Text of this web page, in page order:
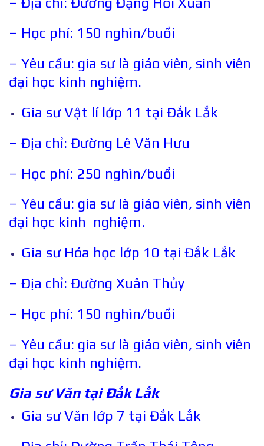
– Học phí: 150 nghìn/buổi
– Yêu cầu: gia sư là giáo viên, sinh viên
đại học kinh nghiệm.
Gia sư Vật lí lớp 11 tại Đắk Lắk
– Địa chỉ: Đường Lê Văn Hưu
– Học phí: 250 nghìn/buổi
– Yêu cầu: gia sư là giáo viên, sinh viên
đại học kinh nghiệm.
Gia sư Hóa học lớp 10 tại Đắk Lắk
– Địa chỉ: Đường Xuân Thủy
– Học phí: 150 nghìn/buổi
– Yêu cầu: gia sư là giáo viên, sinh viên
đại học kinh nghiệm.
Gia sư Văn tạiĐắk Lắk
Gia sư Văn lớp 7 tại Đắk Lắk